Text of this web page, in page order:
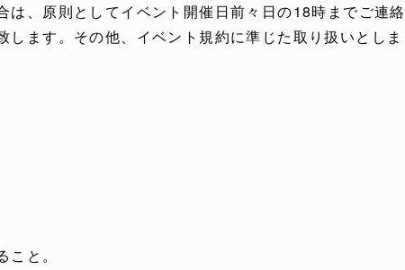
は、原則としてイベント開催日前々日の18時までご連絡
します。その他、イベント規約に準じた取り扱いとしま
と。